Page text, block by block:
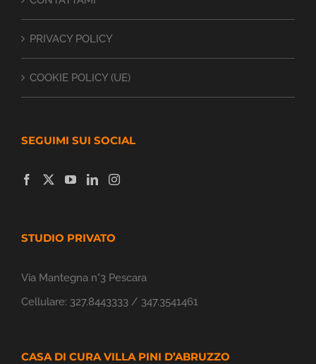
PRIVACY POLICY
COOKIE POLICY (UE)
SEGUIMI SUI SOCIAL
STUDIO PRIVATO
Via Mantegna n°3 Pescara
Cellulare: 327.8443333 / 347.3541461
CASA DI CURA VILLA PINI D’ABRUZZO